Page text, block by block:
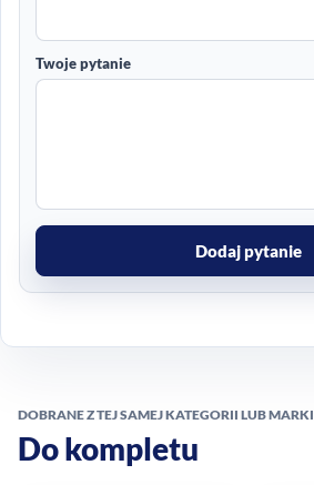
Twoje pytanie
Dodaj pytanie
DOBRANE Z TEJ SAMEJ KATEGORII LUB MARKI
Do kompletu